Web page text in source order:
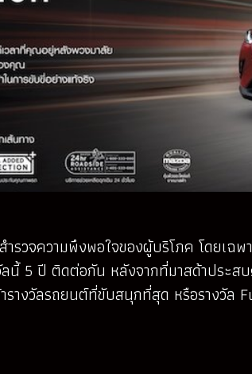
ำรวจความพึงพอใจของผู้บริโภค โดย
5 ปี ติดต่อกัน หลังจากที่มาสด้าประสบ
รางวัลรถยนต์ที่ขับสนุกที่สุด หรือรางวัล